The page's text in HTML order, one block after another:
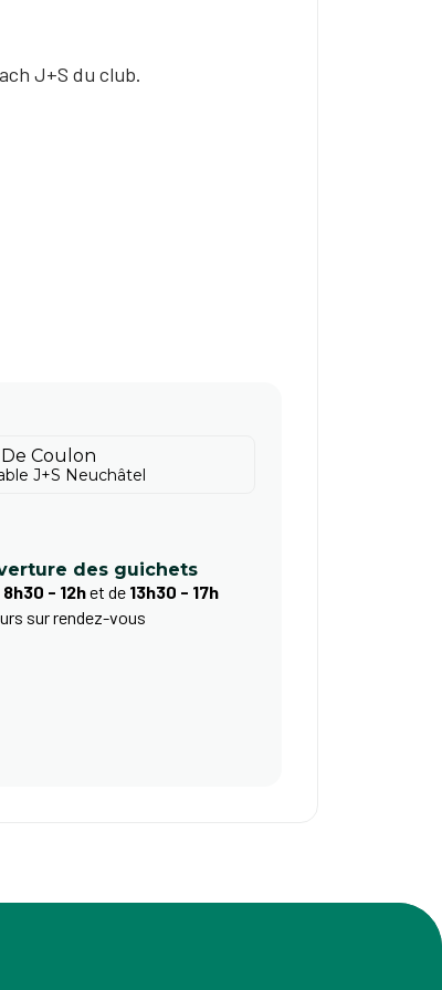
J+S du club.
Coulon
J+S Neuchâtel
des guichets
8h30 - 12het de 13h30 - 17h
sur rendez-vous